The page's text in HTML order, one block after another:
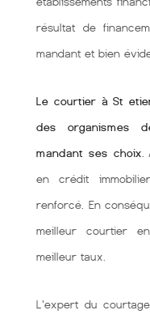
résultat de
mandant et bien
Le courtier à St
des organismes
mandant ses choix
en crédit
renforcé. En
meilleur courtier
meilleur taux.
L'expert du